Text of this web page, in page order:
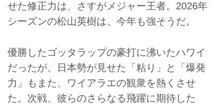
せた修正力は、さすがメジャー王者。2026年
シーズンの松山英樹は、今年も強そうだ。
優勝したゴッタラップの豪打に沸いたハワイ
だったが、日本勢が見せた「粘り」と「爆発
力」もまた、ワイアラエの観衆を熱くさせ
た。次戦、彼らのさらなる飛躍に期待した